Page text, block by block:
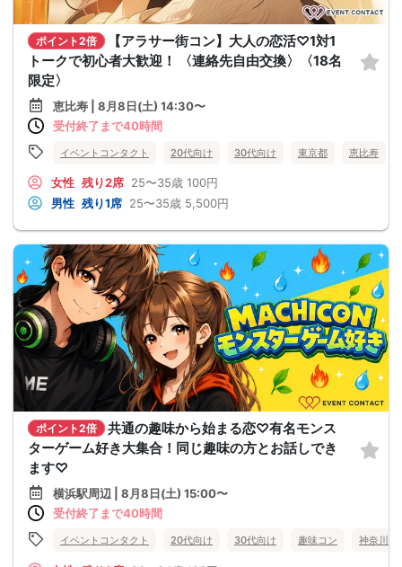
ポイント2倍
【アラサー街コン】大人の恋活♡1対1
トークで初心者大歓迎！ 〈連絡先自由交換〉〈18名
限定〉
恵比寿 | 8月8日(土) 14:30〜
受付終了まで40時間
イベントコンタクト 20代向け 30代向け 東京都 恵比寿
女性 残り2席 25〜35歳 100円
男性 残り1席 25〜35歳 5,500円
ポイント2倍
共通の趣味から始まる恋♡有名モンス
ターゲーム好き大集合！同じ趣味の方とお話しでき
ます♡
横浜駅周辺 | 8月8日(土) 15:00〜
受付終了まで40時間
イベントコンタクト 20代向け 30代向け 趣味コン 神奈川県